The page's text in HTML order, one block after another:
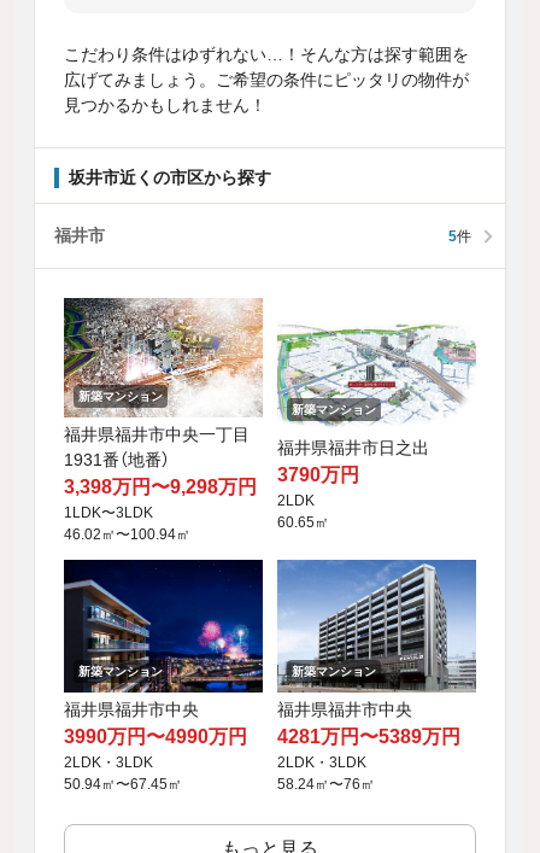
こだわり条件はゆずれない…！そんな方は探す範囲を
広げてみましょう。ご希望の条件にピッタリの物件が
見つかるかもしれません！
坂井市近くの市区から探す
福井市 5件
新築マンション
福井県福井市中央一丁目
1931番（地番）
3,398万円〜9,298万円
1LDK〜3LDK
46.02㎡〜100.94㎡
新築マンション
福井県福井市日之出
3790万円
2LDK
60.65㎡
新築マンション
福井県福井市中央
3990万円〜4990万円
2LDK・3LDK
50.94㎡〜67.45㎡
新築マンション
福井県福井市中央
4281万円〜5389万円
2LDK・3LDK
58.24㎡〜76㎡
もっと見る